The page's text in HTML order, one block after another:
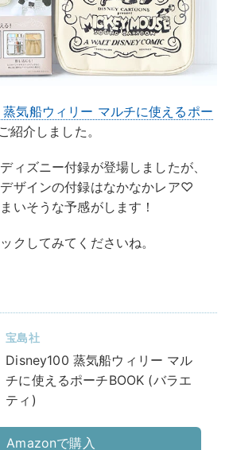
蒸気船ウィリー マルチに使えるポー
紹介しました。
ィズニー付録が登場しましたが、
デザインの付録はなかなかレア♡
いそうな予感がします！
クしてみてくださいね。
宝島社
Disney100 蒸気船ウィリー マル
チに使えるポーチBOOK (バラエ
ティ)
Amazonで購入